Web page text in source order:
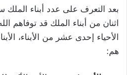
بعد التعرف على عدد أبناء الملك
اثنان من أبناء الملك قد توفاهم
الأحياء إحدى عشر من الأبناء،
هم: